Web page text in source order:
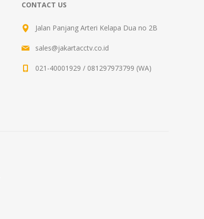
CONTACT US
Jalan Panjang Arteri Kelapa Dua no 2B
sales@jakartacctv.co.id
021-40001929 / 081297973799 (WA)